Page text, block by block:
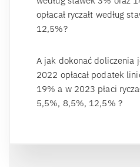
opłacał ryczałt według
12,5%?
A jak dokonać doliczenia
2022 opłacał podatek
19% a w 2023 płaci
5,5%, 8,5%, 12,5% ?